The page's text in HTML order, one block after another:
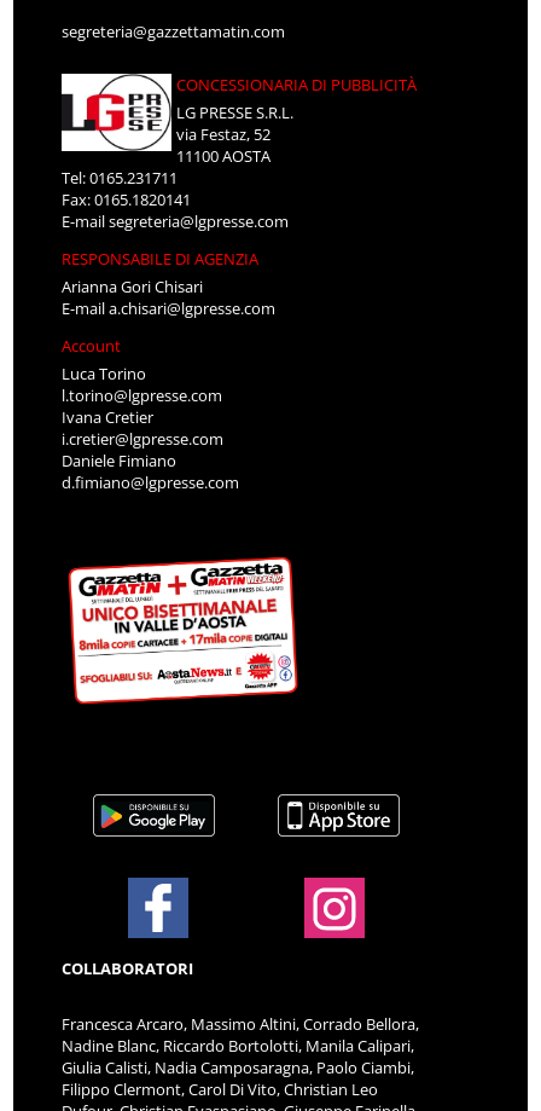
segreteria@gazzettamatin.com
CONCESSIONARIA DI PUBBLICITÀ
LG PRESSE S.R.L.
via Festaz, 52
11100 AOSTA
Tel: 0165.231711
Fax: 0165.1820141
E-mailsegreteria@lgpresse.com
RESPONSABILE DI AGENZIA
Arianna Gori Chisari
E-maila.chisari@lgpresse.com
Account
Luca Torino
l.torino@lgpresse.com
Ivana Cretier
i.cretier@lgpresse.com
Daniele Fimiano
d.fimiano@lgpresse.com
COLLABORATORI
Francesca Arcaro, Massimo Altini, Corrado Bellora,
Nadine Blanc, Riccardo Bortolotti, Manila Calipari,
Giulia Calisti, Nadia Camposaragna, Paolo Ciambi,
Filippo Clermont, Carol Di Vito, Christian Leo